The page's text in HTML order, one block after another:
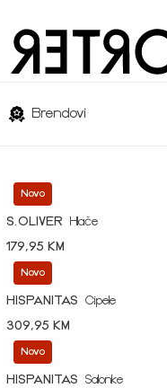
Brendovi
Novo
S.OLIVER
Hlače
179,95 KM
Novo
HISPANITAS
Cipele
309,95 KM
Novo
HISPANITAS
Salonke